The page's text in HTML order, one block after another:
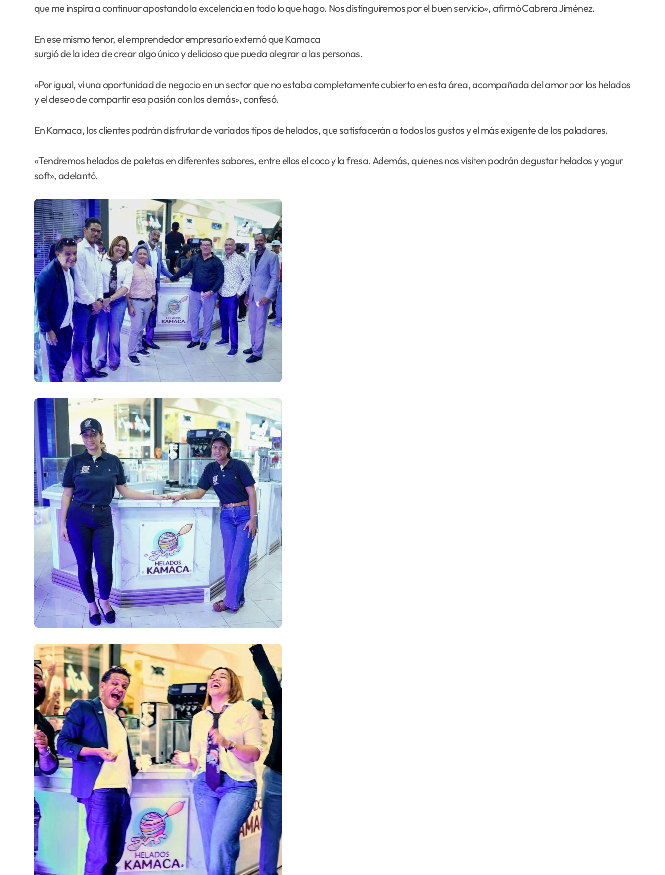
que me inspira a continuar apostando la excelencia en todo lo que hago. Nos distinguiremos por el buen servicio», afirmó Cabrera Jiménez.
En ese mismo tenor, el emprendedor empresario externó que Kamaca
surgió de la idea de crear algo único y delicioso que pueda alegrar a las personas.
«Por igual, vi una oportunidad de negocio en un sector que no estaba completamente cubierto en esta área, acompañada del amor por los helados
y el deseo de compartir esa pasión con los demás», confesó.
En Kamaca, los clientes podrán disfrutar de variados tipos de helados, que satisfacerán a todos los gustos y el más exigente de los paladares.
«Tendremos helados de paletas en diferentes sabores, entre ellos el coco y la fresa. Además, quienes nos visiten podrán degustar helados y yogur
soft», adelantó.